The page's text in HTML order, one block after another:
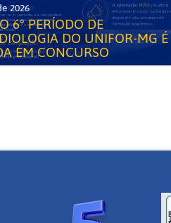
2026
6° PERÍODO DE
DO UNIFOR-MG É
EM CONCURSO